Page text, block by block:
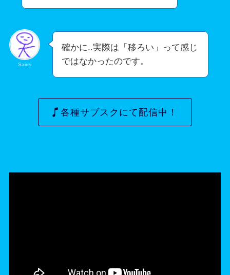
Sairei
確かに..実際は「移ろい」って感じ
ではなかったのです。
各種サブスクにて配信中！